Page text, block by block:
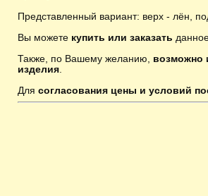
Представленный вариант: верх - лён,
Вы можете купить или заказать
Также, по Вашему желанию, возможно
изделия
Для согласования цены и условий